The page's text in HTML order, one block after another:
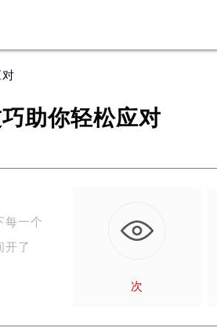
助你轻松应对
每一个
开了
次